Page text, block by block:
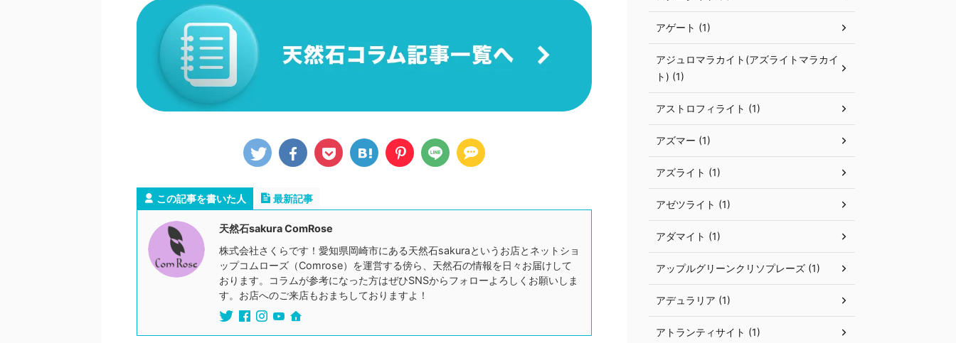
この記事を書いた人 最新記事
天然石sakura ComRose
株式会社さくらです！愛知県岡崎市にある天然石sakuraというお店とネットショ
ップコムローズ（Comrose）を運営する傍ら、天然石の情報を日々お届けして
おります。コラムが参考になった方はぜひSNSからフォローよろしくお願いしま
す。お店へのご来店もおまちしておりますよ！
アゲート (1)
アジュロマラカイト(アズライトマラカイ
ト) (1)
アストロフィライト (1)
アズマー (1)
アズライト (1)
アゼツライト (1)
アダマイト (1)
アップルグリーンクリソプレーズ (1)
アデュラリア (1)
アトランティサイト (1)